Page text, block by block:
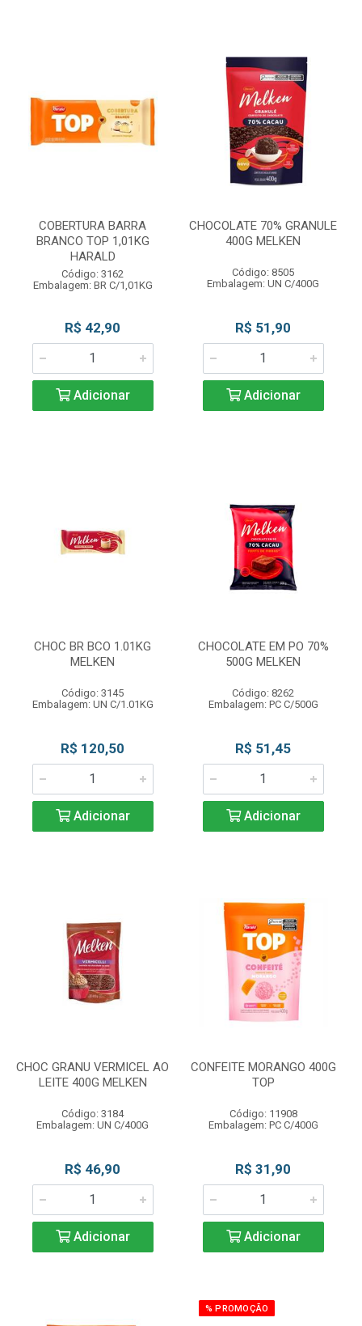
COBERTURA BARRA
BRANCO TOP 1,01KG
HARALD
Código: 3162
Embalagem: BR C/1,01KG
R$ 42,90
Adicionar
CHOCOLATE 70% GRANULE
400G MELKEN
Código: 8505
Embalagem: UN C/400G
R$ 51,90
Adicionar
CHOC BR BCO 1.01KG
MELKEN
Código: 3145
Embalagem: UN C/1.01KG
R$ 120,50
Adicionar
CHOCOLATE EM PO 70%
500G MELKEN
Código: 8262
Embalagem: PC C/500G
R$ 51,45
Adicionar
CHOC GRANU VERMICEL AO
LEITE 400G MELKEN
Código: 3184
Embalagem: UN C/400G
R$ 46,90
Adicionar
CONFEITE MORANGO 400G
TOP
Código: 11908
Embalagem: PC C/400G
R$ 31,90
Adicionar
% PROMOÇÃO